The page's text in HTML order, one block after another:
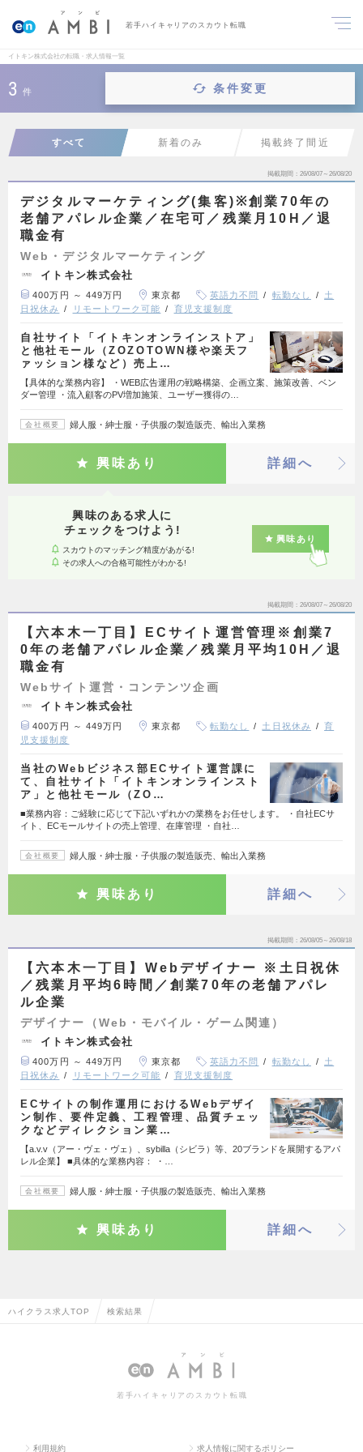
若手ハイキャリアのスカウト転職
イトキン株式会社の転職・求人情報一覧
3 件 条件変更
すべて 新着のみ 掲載終了間近
掲載期間 26/08/07～26/08/20
デジタルマーケティング(集客)※創業70年の
老舗アパレル企業／在宅可／残業月10H／退
職金有
Web・デジタルマーケティング
イトキン株式会社
400万円 ～ 449万円 東京都 英語力不問 転勤なし
土
日祝休み
リモートワーク可能 育児支援制度
自社サイト「イトキンオンラインストア」
と他社モール（ZOZOTOWN様や楽天フ
ァッション様など）売上…
【具体的な業務内容】 ・WEB広告運用の戦略構築、企画立案、施策改善、ベン
ダー管理 ・流入顧客のPV増加施策、ユーザー獲得の…
会社概要 婦人服・紳士服・子供服の製造販売、輸出入業務
興味あり 詳細へ
興味のある求人に
チェックをつけよう!
スカウトのマッチング精度があがる!
その求人への合格可能性がわかる!
興味あり
掲載期間 26/08/07～26/08/20
【六本木一丁目】ECサイト運営管理※創業7
0年の老舗アパレル企業／残業月平均10H／退
職金有
Webサイト運営・コンテンツ企画
イトキン株式会社
400万円 ～ 449万円 東京都 転勤なし 土日祝休み
育
児支援制度
当社のWebビジネス部ECサイト運営課に
て、自社サイト「イトキンオンラインスト
ア」と他社モール（ZO…
■業務内容：ご経験に応じて下記いずれかの業務をお任せします。 ・自社ECサ
イト、ECモールサイトの売上管理、在庫管理 ・自社…
会社概要 婦人服・紳士服・子供服の製造販売、輸出入業務
興味あり 詳細へ
掲載期間 26/08/05～26/08/18
【六本木一丁目】Webデザイナー ※土日祝休
／残業月平均6時間／創業70年の老舗アパレ
ル企業
デザイナー（Web・モバイル・ゲーム関連）
イトキン株式会社
400万円 ～ 449万円 東京都 英語力不問 転勤なし
土
日祝休み
リモートワーク可能 育児支援制度
ECサイトの制作運用におけるWebデザイ
ン制作、要件定義、工程管理、品質チェッ
クなどディレクション業…
【a.v.v（アー・ヴェ・ヴェ）、sybilla（シビラ）等、20ブランドを展開するアパ
レル企業】 ■具体的な業務内容： ・…
会社概要 婦人服・紳士服・子供服の製造販売、輸出入業務
興味あり 詳細へ
ハイクラス求人TOP 検索結果
若手ハイキャリアのスカウト転職
利用規約 求人情報に関するポリシー